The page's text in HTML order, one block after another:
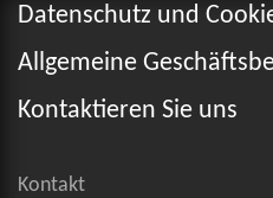
Datenschutz und
Allgemeine
Kontaktieren Sie uns
Kontakt